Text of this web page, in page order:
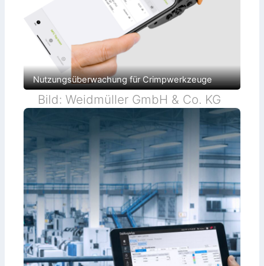
Nutzungsüberwachung für Crimpwerkzeuge
Bild: Weidmüller GmbH & Co. KG